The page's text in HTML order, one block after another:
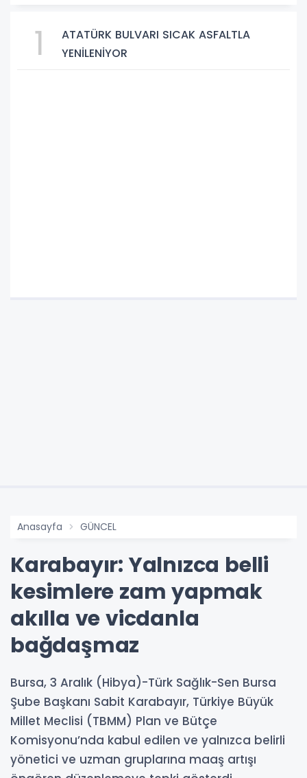
1
ATATÜRK BULVARI SICAK ASFALTLA
YENİLENİYOR
Anasayfa GÜNCEL
Karabayır: Yalnızca belli
kesimlere zam yapmak
akılla ve vicdanla
bağdaşmaz
Bursa, 3 Aralık (Hibya)-Türk Sağlık-Sen Bursa
Şube Başkanı Sabit Karabayır, Türkiye Büyük
Millet Meclisi (TBMM) Plan ve Bütçe
Komisyonu’nda kabul edilen ve yalnızca belirli
yönetici ve uzman gruplarına maaş artışı